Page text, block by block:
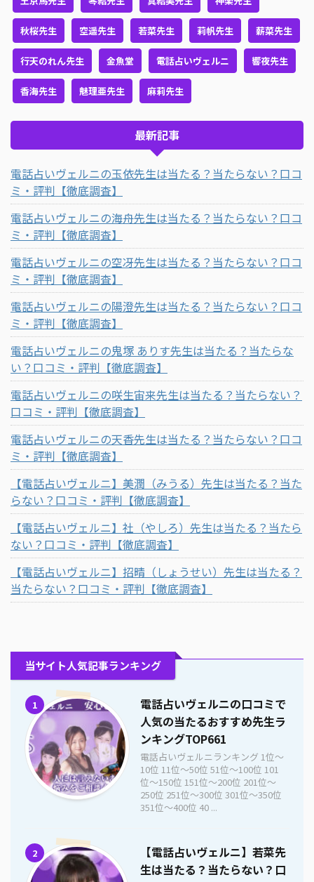
秋桜先生 空遥先生 若菜先生 莉帆先生 薪菜先生
行天のれん先生 金魚堂 電話占いヴェルニ 響夜先生
香海先生 魅理亜先生 麻莉先生
最新記事
電話占いヴェルニの玉依先生は当たる？当たらない？口コ
ミ・評判【徹底調査】
電話占いヴェルニの海舟先生は当たる？当たらない？口コ
ミ・評判【徹底調査】
電話占いヴェルニの空冴先生は当たる？当たらない？口コ
ミ・評判【徹底調査】
電話占いヴェルニの陽澄先生は当たる？当たらない？口コ
ミ・評判【徹底調査】
電話占いヴェルニの鬼塚 ありす先生は当たる？当たらな
い？口コミ・評判【徹底調査】
電話占いヴェルニの咲生宙来先生は当たる？当たらない？
口コミ・評判【徹底調査】
電話占いヴェルニの天香先生は当たる？当たらない？口コ
ミ・評判【徹底調査】
【電話占いヴェルニ】美潤（みうる）先生は当たる？当た
らない？口コミ・評判【徹底調査】
【電話占いヴェルニ】社（やしろ）先生は当たる？当たら
ない？口コミ・評判【徹底調査】
【電話占いヴェルニ】招晴（しょうせい）先生は当たる？
当たらない？口コミ・評判【徹底調査】
当サイト人気記事ランキング
1
電話占いヴェルニの口コミで
人気の当たるおすすめ先生ラ
ンキングTOP661
電話占いヴェルニランキング 1位〜
10位 11位〜50位 51位〜100位 101
位〜150位 151位〜200位 201位〜
250位 251位〜300位 301位〜350位
351位〜400位 40 ...
2
【電話占いヴェルニ】若菜先
生は当たる？当たらない？口